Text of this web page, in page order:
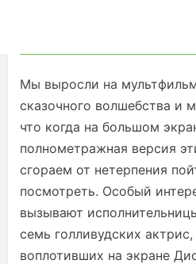
Мы выросли на
сказочного волшебства и
что когда на большом
полнометражная версия
сгораем от нетерпения
посмотреть. Особый
вызывают
семь голливудских
воплотивших на экране